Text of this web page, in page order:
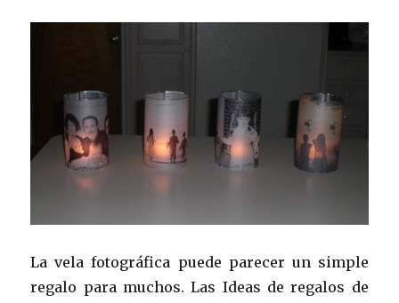
La vela fotográfica puede parecer un simple
regalo para muchos. Las Ideas de regalos de